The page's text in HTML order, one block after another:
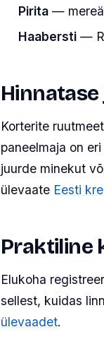
Pirita—
Haabersti—
Korterite
paneelmaja on
juurde minekut
ülevaate Eesti
Praktiline
Elukoha
sellest, kuidas
ülevaadet.